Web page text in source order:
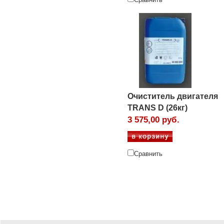
Очиститель двигателя
TRANS D (26кг)
3 575,00 руб.
Сравнить